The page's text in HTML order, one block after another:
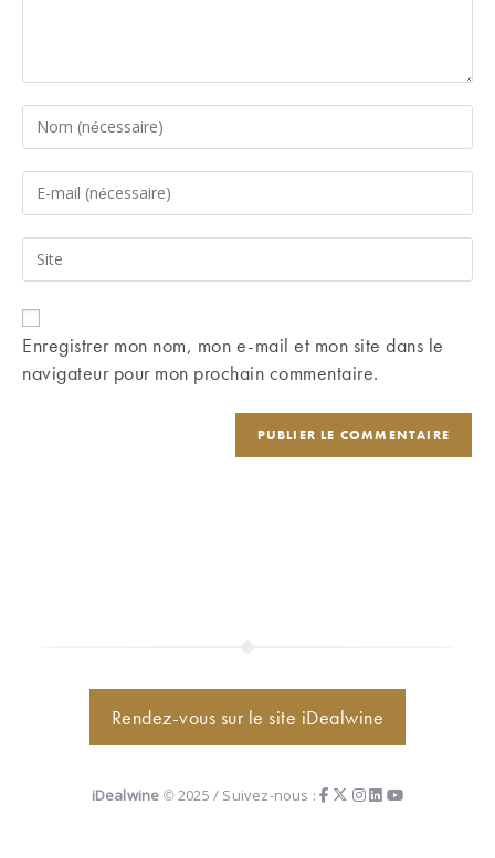
Enter
your
name
comment
Enter
your
email
address
comment
Saisir
l’URL
de
votre
(facultatif)
Enregistrer mon nom, mon e-mail et mon site dans le
navigateur pour mon prochain commentaire.
Rendez-vous sur le site iDealwine
iDealwine © 2025 / Suivez-nous :